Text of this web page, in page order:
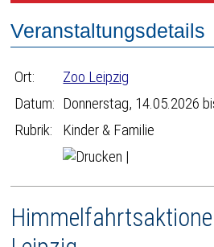
Veranstaltungsdetails
Ort:
Zoo Leipzig
Datum: Donnerstag, 14.05.2026
Rubrik:
Kinder & Familie
|